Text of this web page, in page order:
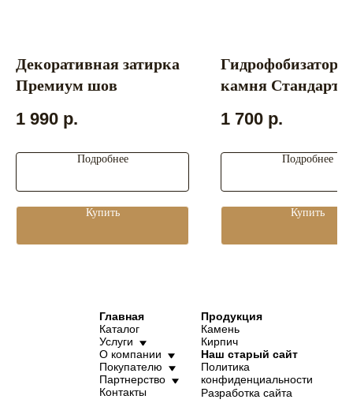
Декоративная затирка
Премиум шов
1 990 р.
Подробнее
Купить
Гидрофобизатор
камня Стандарт
1 700 р.
Подробнее
Купить